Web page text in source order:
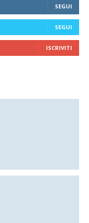
SEGUI
SEGUI
ISCRIVITI